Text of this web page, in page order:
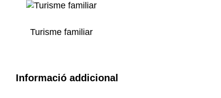
Turisme familiar
Informació addicional